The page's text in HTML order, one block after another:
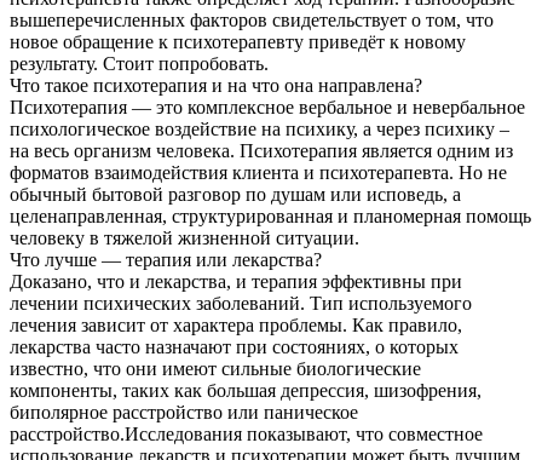
вышеперечисленных факторов свидетельствует о том, что
новое обращение к психотерапевту приведёт к новому
результату. Стоит попробовать.
Что такое психотерапия и на что она направлена?
Психотерапия — это комплексное вербальное и невербальное
психологическое воздействие на психику, а через психику –
на весь организм человека. Психотерапия является одним из
форматов взаимодействия клиента и психотерапевта. Но не
обычный бытовой разговор по душам или исповедь, а
целенаправленная, структурированная и планомерная помощь
человеку в тяжелой жизненной ситуации.
Что лучше — терапия или лекарства?
Доказано, что и лекарства, и терапия эффективны при
лечении психических заболеваний. Тип используемого
лечения зависит от характера проблемы. Как правило,
лекарства часто назначают при состояниях, о которых
известно, что они имеют сильные биологические
компоненты, таких как большая депрессия, шизофрения,
биполярное расстройство или паническое
расстройство.Исследования показывают, что совместное
использование лекарств и психотерапии может быть лучшим